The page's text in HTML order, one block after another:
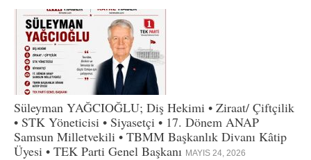
Süleyman YAĞCIOĞLU; Diş Hekimi • Ziraat/ Çiftçilik
• STK Yöneticisi • Siyasetçi • 17. Dönem ANAP
Samsun Milletvekili • TBMM Başkanlık Divanı Kâtip
Üyesi • TEK Parti Genel Başkanı MAYIS 24, 2026